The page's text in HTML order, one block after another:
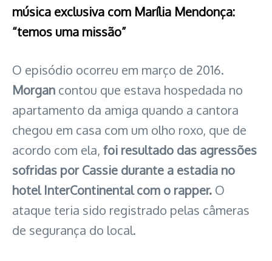
música exclusiva com Marília Mendonça:
“temos uma missão”
O episódio ocorreu em março de 2016.
Morgan contou que estava hospedada no
apartamento da amiga quando a cantora
chegou em casa com um olho roxo, que de
acordo com ela, foi resultado das agressões
sofridas por Cassie durante a estadia no
hotel InterContinental com o rapper. O
ataque teria sido registrado pelas câmeras
de segurança do local.